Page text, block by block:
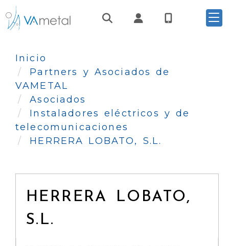
Identifícate
Inicio
Partners y Asociados de
VAMETAL
Asociados
Instaladores eléctricos y de
telecomunicaciones
HERRERA LOBATO, S.L.
HERRERA LOBATO,
S.L.